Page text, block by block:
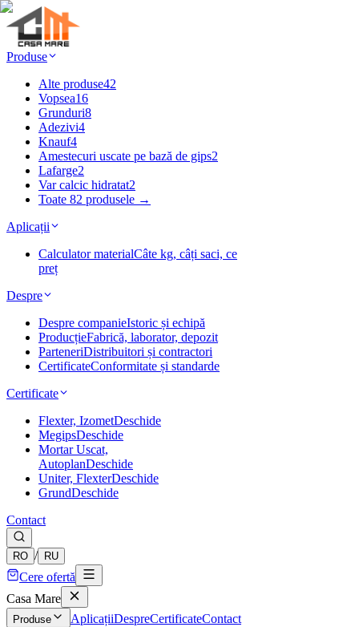
Produse
Alte produse42
Vopsea16
Grunduri8
Adezivi4
Knauf4
Amestecuri uscate pe bază de gips2
Lafarge2
Var calcic hidratat2
Toate 82 produsele →
Aplicații
Calculator materialCâte kg, câți saci, ce
preț
Despre
Despre companieIstoric și echipă
ProducțieFabrică, laborator, depozit
ParteneriDistribuitori și contractori
CertificateConformitate și standarde
Certificate
Flexter, IzometDeschide
MegipsDeschide
Mortar Uscat,
AutoplanDeschide
Uniter, FlexterDeschide
GrundDeschide
Contact
RO / RU
Cere ofertă
Casa Mare
Produse AplicațiiDespreCertificateContact